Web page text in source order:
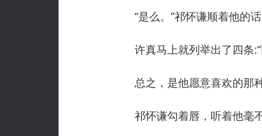
“是么。”祁怀谦顺着他的话
许真马上就列举出了四条:“
总之，是他愿意喜欢的那种
祁怀谦勾着唇，听着他毫不